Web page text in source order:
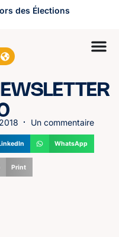
des Élections
Un commentaire
WhatsApp
Print